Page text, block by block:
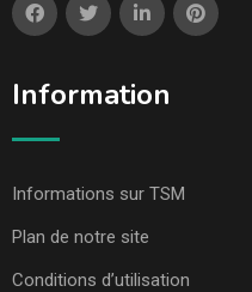
Information
Informations sur TSM
Plan de notre site
Conditions d’utilisation